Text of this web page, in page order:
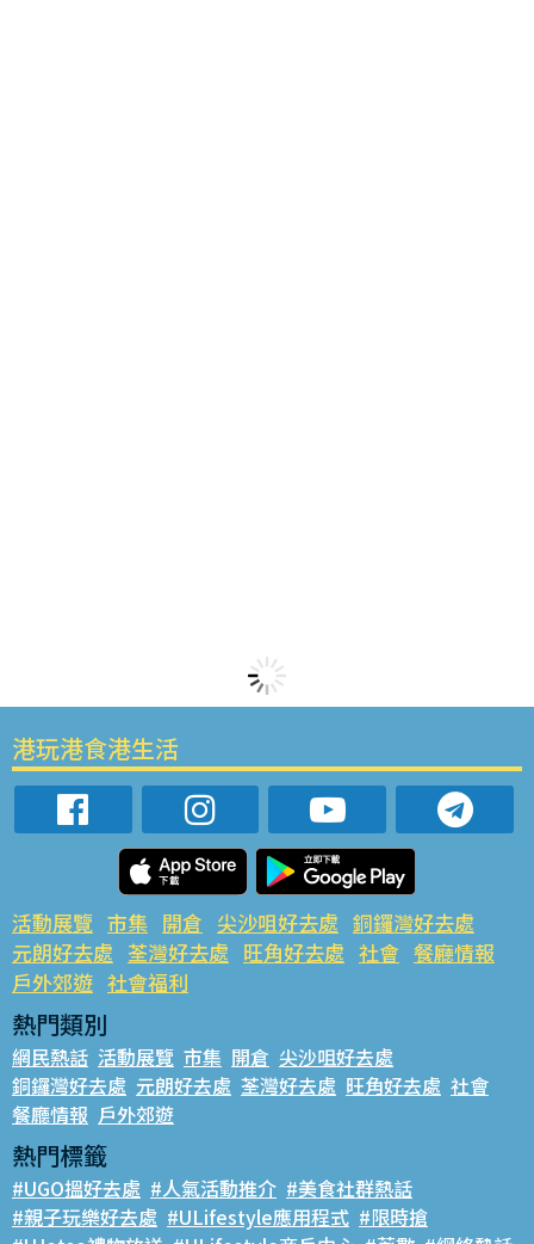
港玩港食港生活
活動展覽 市集 開倉 尖沙咀好去處 銅鑼灣好去處
元朗好去處 荃灣好去處 旺角好去處 社會 餐廳情報
戶外郊遊 社會福利
熱門類別
網民熱話 活動展覽 市集 開倉 尖沙咀好去處
銅鑼灣好去處 元朗好去處 荃灣好去處 旺角好去處 社會
餐廳情報 戶外郊遊
熱門標籤
#UGO搵好去處 #人氣活動推介 #美食社群熱話
#親子玩樂好去處 #ULifestyle應用程式 #限時搶